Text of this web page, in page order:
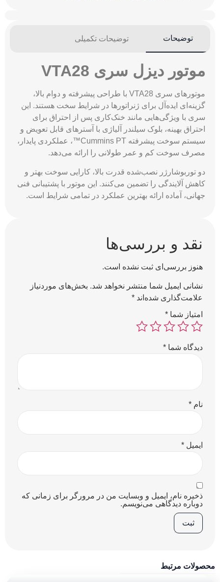
توضیحات توضیحات تکمیلی
موتور دیزل سری VTA28
موتورهای سری VTA28 با طراحی پیشرفته و دوام بالا،
گزینه‌ای ایده‌آل برای ژنراتورها در شرایط سخت هستند. این
سری با ویژگی‌هایی مانند خنک‌کاری پس از احتراق برای
احتراق بهینه، بلوک سیلندر آلیاژی با آسترهای قابل تعویض و
سیستم سوخت پیشرفته Cummins PT™، عملکردی پایدار،
مصرف سوخت کم و عمر طولانی را ارائه می‌دهد.
دو توربوشارژر نصب‌شده قدرت بالا، کارایی سوخت بهتر و
کاهش آلایندگی را تضمین می‌کنند. این موتور با پشتیبانی فنی
جهانی، آماده ارائه بهترین عملکرد در تمامی شرایط است.
نقد و بررسی‌ها
هنوز بررسی‌ای ثبت نشده است.
نشانی ایمیل شما منتشر نخواهد شد. بخش‌های موردنیاز
علامت‌گذاری شده‌اند *
امتیاز شما *
دیدگاه شما *
نام *
ایمیل *
ذخیره نام، ایمیل و وبسایت من در مرورگر برای زمانی که
دوباره دیدگاهی می‌نویسم.
محصولات مرتبط